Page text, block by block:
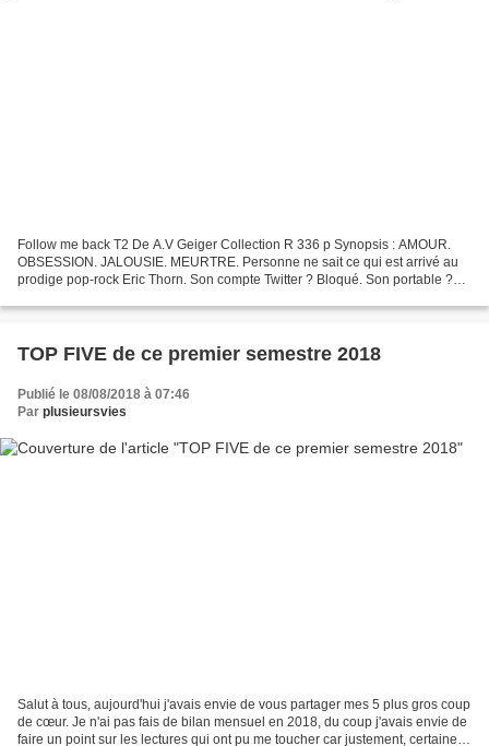
Follow me back T2 De A.V Geiger Collection R 336 p Synopsis : AMOUR.
OBSESSION. JALOUSIE. MEURTRE. Personne ne sait ce qui est arrivé au
prodige pop-rock Eric Thorn. Son compte Twitter ? Bloqué. Son portable ?
TOP FIVE de ce premier semestre 2018
Publié le 08/08/2018 à 07:46
Par plusieursvies
Salut à tous, aujourd'hui j'avais envie de vous partager mes 5 plus gros coup
de cœur. Je n'ai pas fais de bilan mensuel en 2018, du coup j'avais envie de
faire un point sur les lectures qui ont pu me toucher car justement, certaines